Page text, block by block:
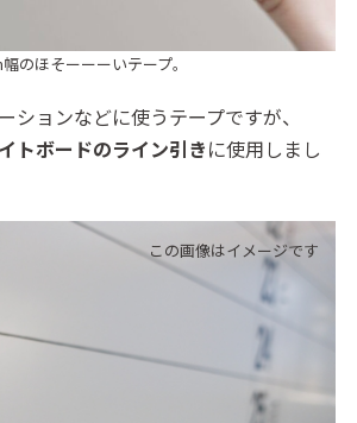
のほそーーーいテープ。
ションなどに使うテープですが、
トボードのライン引きに使用しまし
この画像はイメージです